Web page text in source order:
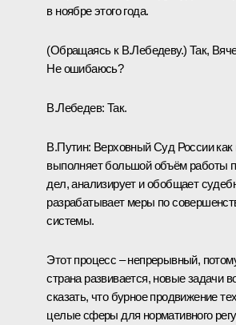
в ноябре этого года.
(Обращаясь к В.Лебедеву.) Так,
Не ошибаюсь?
В.Лебедев: Так.
В.Путин: Верховный Суд России
выполняет большой объём работы
дел, анализирует и обобщает
разрабатывает меры по
системы.
Этот процесс – непрерывный,
страна развивается, новые задачи
сказать, что бурное продвижение
целые сферы для нормативного